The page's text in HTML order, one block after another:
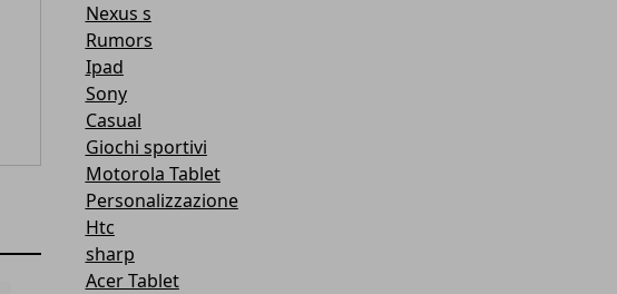
Nexus s
Rumors
Ipad
Sony
Casual
Giochi sportivi
Motorola Tablet
Personalizzazione
Htc
sharp
Acer Tablet